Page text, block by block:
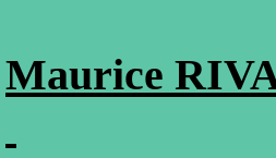
Maurice